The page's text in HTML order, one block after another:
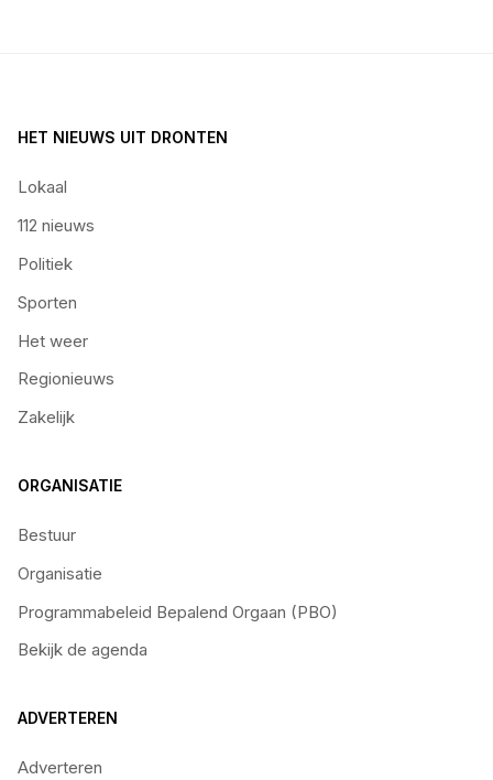
HET NIEUWS UIT DRONTEN
Lokaal
112 nieuws
Politiek
Sporten
Het weer
Regionieuws
Zakelijk
ORGANISATIE
Bestuur
Organisatie
Programmabeleid Bepalend Orgaan (PBO)
Bekijk de agenda
ADVERTEREN
Adverteren